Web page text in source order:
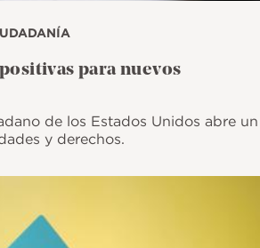
para nuevos
de los Estados Unidos abre un
y derechos.